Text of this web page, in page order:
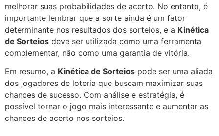
melhorar suas probabilidades de acerto. No entanto, é
importante lembrar que a sorte ainda é um fator
determinante nos resultados dos sorteios, e a Kinética
de Sorteios deve ser utilizada como uma ferramenta
complementar, não como uma garantia de vitória.
Em resumo, a Kinética de Sorteios pode ser uma aliada
dos jogadores de loteria que buscam maximizar suas
chances de sucesso. Com análise e estratégia, é
possível tornar o jogo mais interessante e aumentar as
chances de acerto nos sorteios.